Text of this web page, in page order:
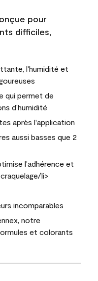
pour
difficiles,
l'humidité et
qui permet de
d'humidité
après l'application
aussi basses que 2
l'adhérence et
li>
incomparables
notre
et colorants